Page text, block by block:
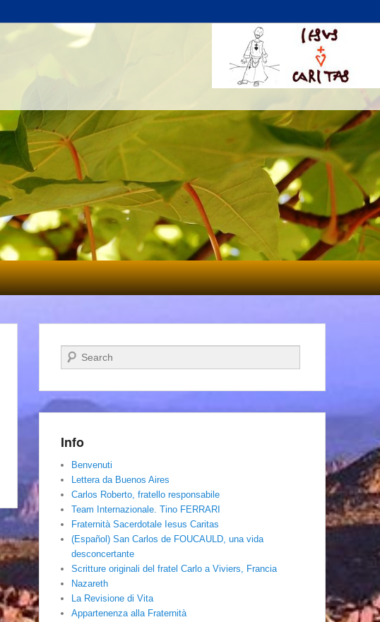
Cerca
Info
Benvenuti
Lettera da Buenos Aires
Carlos Roberto, fratello responsabile
Team Internazionale. Tino FERRARI
Fraternità Sacerdotale Iesus Caritas
(Español) San Carlos de FOUCAULD, una vida
desconcertante
Scritture originali del fratel Carlo a Viviers, Francia
Nazareth
La Revisione di Vita
Appartenenza alla Fraternità